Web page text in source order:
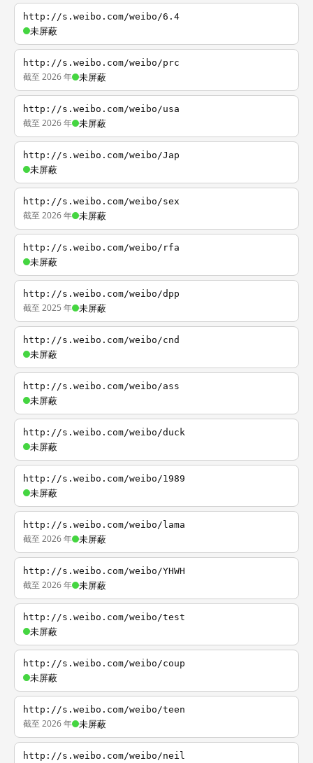
http://s.weibo.com/weibo/6.4
未屏蔽
http://s.weibo.com/weibo/prc
截至 2026 年 未屏蔽
http://s.weibo.com/weibo/usa
截至 2026 年 未屏蔽
http://s.weibo.com/weibo/Jap
未屏蔽
http://s.weibo.com/weibo/sex
截至 2026 年 未屏蔽
http://s.weibo.com/weibo/rfa
未屏蔽
http://s.weibo.com/weibo/dpp
截至 2025 年 未屏蔽
http://s.weibo.com/weibo/cnd
未屏蔽
http://s.weibo.com/weibo/ass
未屏蔽
http://s.weibo.com/weibo/duck
未屏蔽
http://s.weibo.com/weibo/1989
未屏蔽
http://s.weibo.com/weibo/lama
截至 2026 年 未屏蔽
http://s.weibo.com/weibo/YHWH
截至 2026 年 未屏蔽
http://s.weibo.com/weibo/test
未屏蔽
http://s.weibo.com/weibo/coup
未屏蔽
http://s.weibo.com/weibo/teen
截至 2026 年 未屏蔽
http://s.weibo.com/weibo/neil